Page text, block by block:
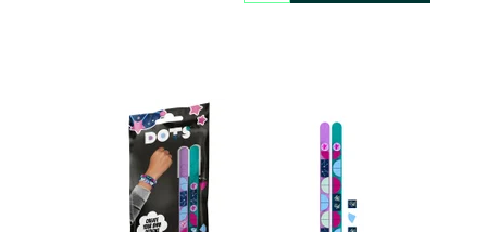
S touto sadou na výrobu náramků se vaše představivost
vznese ke hvězdám!
Dostupnost:
Skladem
7727
LEGO